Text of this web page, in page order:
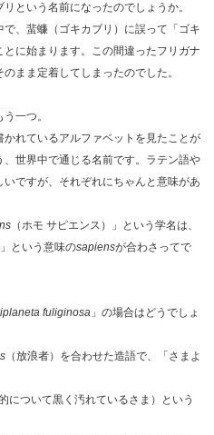
という名前になったのでしょうか。
、蜚蠊（ゴキカブリ）に誤って「ゴキ
に始まります。この間違ったフリガナ
まま定着してしまったのでした。
一つ。
れているアルファベットを見たことが
世界中で通じる名前です。ラテン語や
ですが、それぞれにちゃんと意味があ
（ホモ サピエンス）」という学名は、
という意味のsapiensが合わさってで
fuliginosa 」の場合はどうでしょ
（放浪者）を合わせた造語で、「さまよ
について黒く汚れているさま）という